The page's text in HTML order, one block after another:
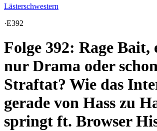
Lästerschwestern
·E392
Folge 392: Rage Bait,
nur Drama oder
Straftat? Wie das
gerade von Hass zu
springt ft. Browser